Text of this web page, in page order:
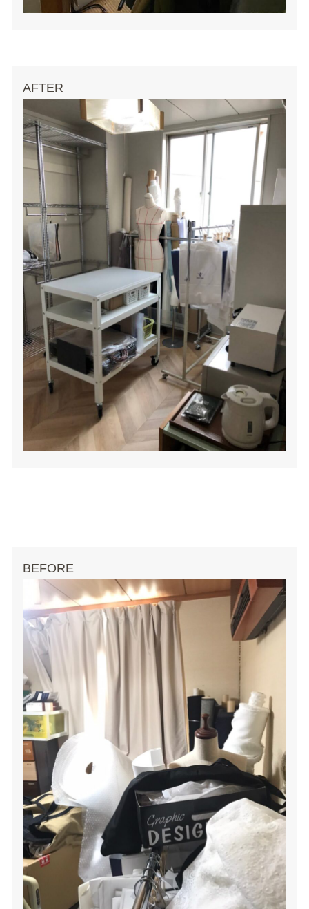
AFTER
BEFORE